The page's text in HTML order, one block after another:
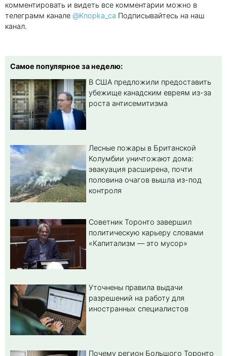
комментировать и видеть все комментарии можно в
телеграмм канале @Knopka_ca Подписывайтесь на наш
канал.
Самое популярное за неделю:
В США предложили предоставить
убежище канадским евреям из-за
роста антисемитизма
Лесные пожары в Британской
Колумбии уничтожают дома:
эвакуация расширена, почти
половина очагов вышла из-под
контроля
Советник Торонто завершил
политическую карьеру словами
«Капитализм — это мусор»
Уточнены правила выдачи
разрешений на работу для
иностранных специалистов
Почему регион Большого Торонто